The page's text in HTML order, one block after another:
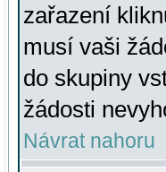
zařazení
musí vaši
do skupiny
žádosti
Návrat nahoru